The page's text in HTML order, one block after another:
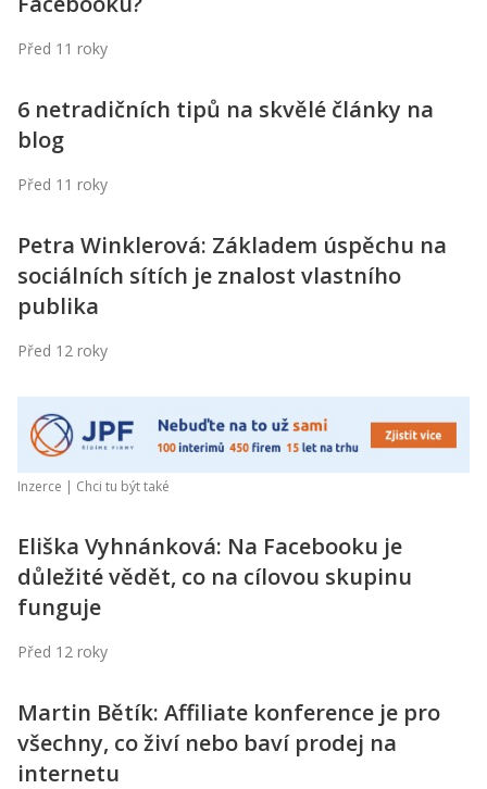
Před 11 roky
6 netradičních tipů na skvělé články na
blog
Před 11 roky
Petra Winklerová: Základem úspěchu na
sociálních sítích je znalost vlastního
publika
Před 12 roky
Inzerce | Chci tu být také
Eliška Vyhnánková: Na Facebooku je
důležité vědět, co na cílovou skupinu
funguje
Před 12 roky
Martin Bětík: Affiliate konference je pro
všechny, co živí nebo baví prodej na
internetu